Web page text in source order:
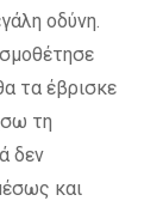
οδύνη.
τα έβρισκε
τη
δεν
και